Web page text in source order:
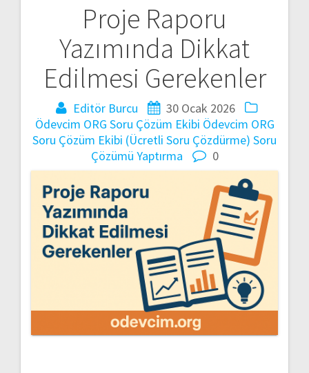
Proje Raporu
Yazımında Dikkat
Edilmesi Gerekenler
Editör Burcu
30 Ocak 2026
Ödevcim ORG Soru Çözüm Ekibi Ödevcim ORG
Soru Çözüm Ekibi (Ücretli Soru Çözdürme) Soru
Çözümü Yaptırma
0
gezinmesi